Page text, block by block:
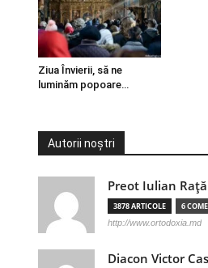
Ziua Învierii, să ne
luminăm popoare…
Autorii noștri
Preot Iulian Raţă
3878 ARTICOLE 6
http://www.ortodoxia.md
Diacon Victor